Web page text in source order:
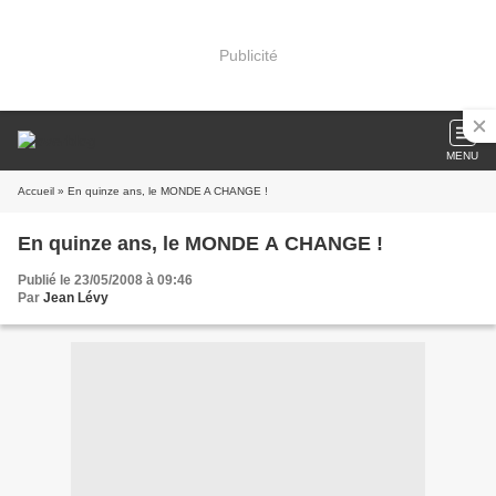
Publicité
MENU
Accueil » En quinze ans, le MONDE A CHANGE !
En quinze ans, le MONDE A CHANGE !
Publié le 23/05/2008 à 09:46
Par Jean Lévy